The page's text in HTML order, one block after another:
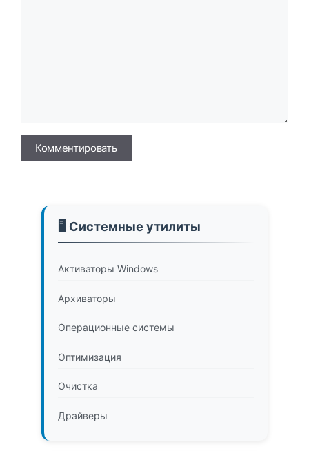
Имя
🖥️ Системные утилиты
Активаторы Windows
Архиваторы
Операционные системы
Оптимизация
Очистка
Драйверы